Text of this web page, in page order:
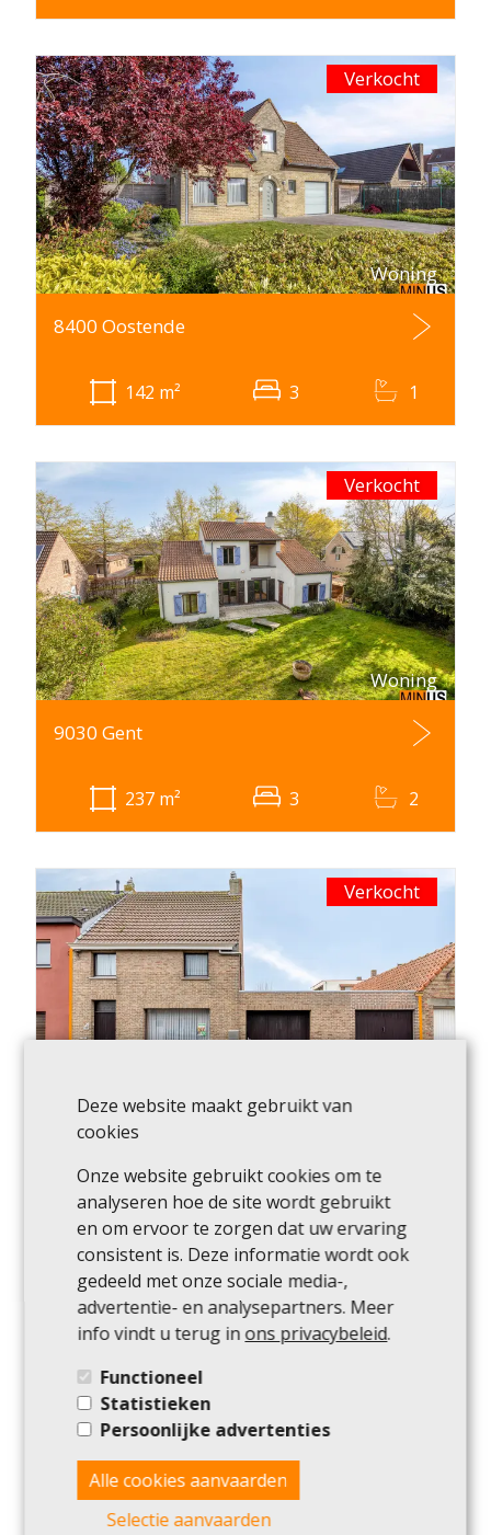
Verkocht
Woning
8400 Oostende
142 m² 3 1
Verkocht
Woning
9030 Gent
237 m² 3 2
Verkocht
8400 Oostende
170m² 3
Verkocht
Deze website maakt gebruikt van
cookies
Onze website gebruikt cookies om te
analyseren hoe de site wordt gebruikt
en om ervoor te zorgen dat uw ervaring
consistent is. Deze informatie wordt ook
gedeeld met onze sociale media-,
advertentie- en analysepartners. Meer
info vindt u terug in ons privacybeleid.
Functioneel
Statistieken
Persoonlijke advertenties
Alle cookies aanvaarden
Selectie aanvaarden